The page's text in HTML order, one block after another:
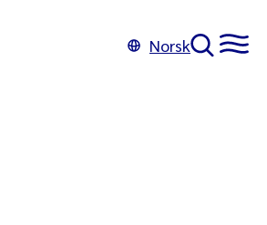
Norsk